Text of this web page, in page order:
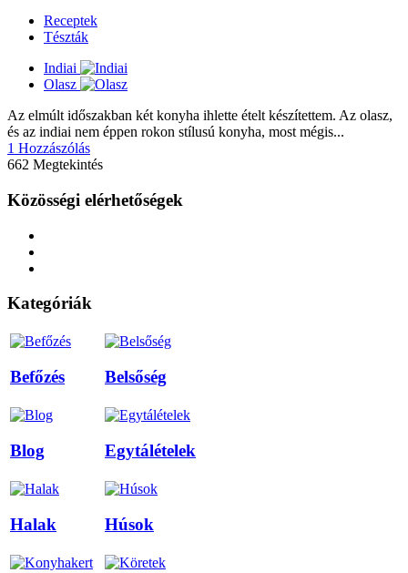
Receptek
Tészták
Indiai
Olasz
Az elmúlt időszakban két konyha ihlette ételt készítettem. Az olasz,
és az indiai nem éppen rokon stílusú konyha, most mégis...
1 Hozzászólás
662 Megtekintés
Közösségi elérhetőségek
Kategóriák
Befőzés Belsőség
Blog Egytálételek
Halak Húsok